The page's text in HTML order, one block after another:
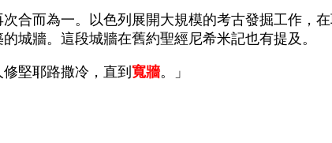
合而為一。以色列展開大規模的考古發掘工作，
城牆。這段城牆在舊約聖經尼希米記也有提及。
堅耶路撒冷，直到 寬牆。」